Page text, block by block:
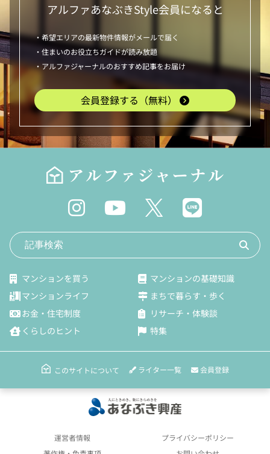
アルファあなぶきStyle会員になると
・希望エリアの最新物件情報がメールで届く
・住まいのお役立ちガイドが読み放題
・アルファジャーナルのおすすめ記事をお届け
会員登録する（無料）
マンションを買う
マンションの基礎知識
マンションライフ
まちで暮らす・歩く
お金・住宅制度
リサーチ・体験談
くらしのヒント
特集
このサイトについて ライター一覧 会員登録
運営者情報
プライバシーポリシー